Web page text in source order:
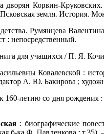
дворян Корвин-
земля. История.
Румянцева
: непосредственный.
для учащихся / П. Я.
Ковалевской :
А. Ю. Бакирова ;
160-летию со дня рождения
: биографические
б-ка Ф. Павленкова ; т.35).